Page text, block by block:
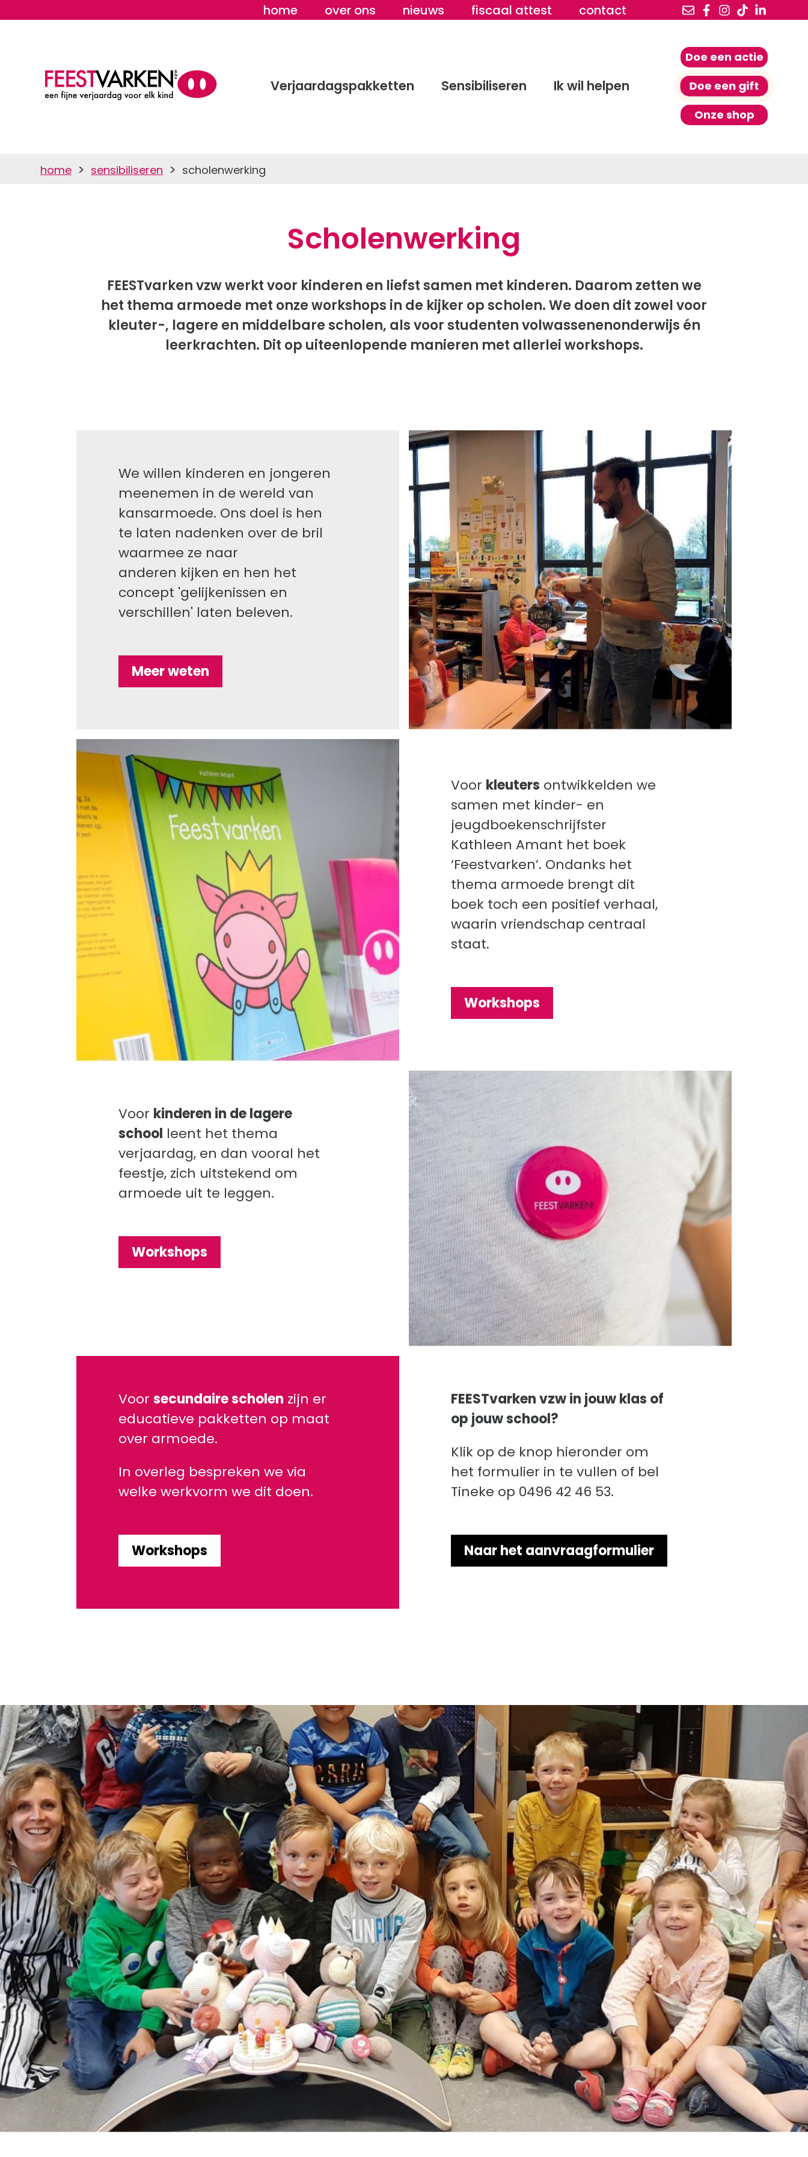
home over ons nieuws fiscaal attest contact
Verjaardagspakketten Sensibiliseren Ik wil helpen
Doe een actie
Doe een gift
Onze shop
home > sensibiliseren > scholenwerking
Scholenwerking
FEESTvarken vzw werkt voor kinderen en liefst samen met kinderen. Daarom zetten we
het thema armoede met onze workshops in de kijker op scholen. We doen dit zowel voor
kleuter-, lagere en middelbare scholen, als voor studenten volwassenenonderwijs én
leerkrachten. Dit op uiteenlopende manieren met allerlei workshops.
We willen kinderen en jongeren
meenemen in de wereld van
kansarmoede. Ons doel is hen
te laten nadenken over de bril
waarmee ze naar
anderen kijken en hen het
concept 'gelijkenissen en
verschillen' laten beleven.
Meer weten
Voor kleuters ontwikkelden we
samen met kinder- en
jeugdboekenschrijfster
Kathleen Amant het boek
‘Feestvarken’. Ondanks het
thema armoede brengt dit
boek toch een positief verhaal,
waarin vriendschap centraal
staat.
Workshops
Voor kinderen in de lagere
school leent het thema
verjaardag, en dan vooral het
feestje, zich uitstekend om
armoede uit te leggen.
Workshops
Voor secundaire scholen zijn er
educatieve pakketten op maat
over armoede.
In overleg bespreken we via
welke werkvorm we dit doen.
Workshops
FEESTvarken vzw in jouw klas of
op jouw school?
Klik op de knop hieronder om
het formulier in te vullen of bel
Tineke op 0496 42 46 53.
Naar het aanvraagformulier